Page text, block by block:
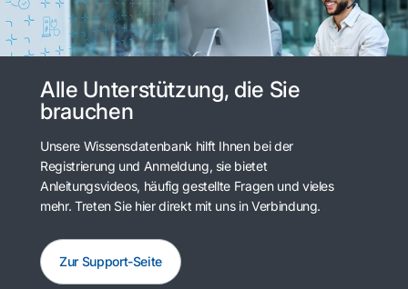
Alle Unterstützung, die Sie
brauchen
Unsere Wissensdatenbank hilft Ihnen bei der
Registrierung und Anmeldung, sie bietet
Anleitungsvideos, häufig gestellte Fragen und vieles
mehr. Treten Sie hier direkt mit uns in Verbindung.
Zur Support-Seite